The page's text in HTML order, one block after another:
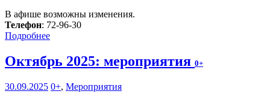
В афише возможны изменения.
Телефон: 72-96-30
Подробнее
Октябрь 2025: мероприятия 0+
30.09.2025 0+, Мероприятия